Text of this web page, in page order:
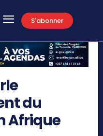
S'abonner
du
Afrique